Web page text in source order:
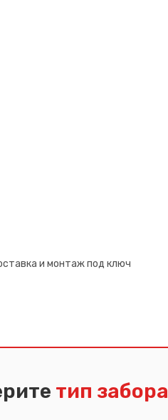
и монтаж под ключ
тип забора